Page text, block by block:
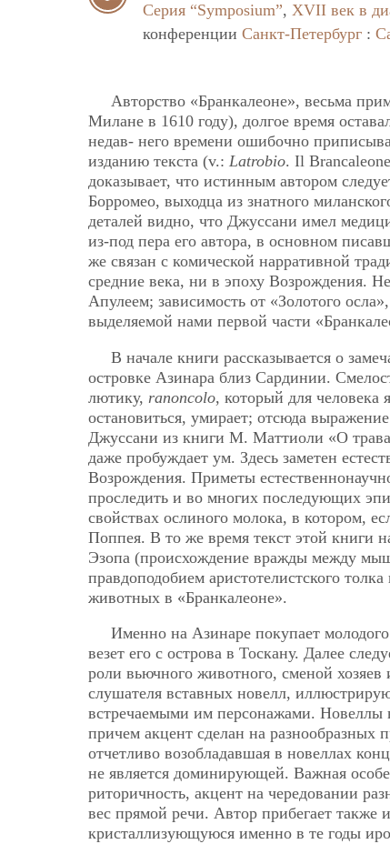
Серия “Symposium”, XVII век в
конференции Санкт-Петербург :
Авторство «Бранкалеоне», весьма
Милане в 1610 году), долгое время
недав- него времени ошибочно
изданию текста (v.: Latrobio. Il
доказывает, что истинным автором
Борромео, выходца из знатного
деталей видно, что Джуссани имел
из-под пера его автора, в основном
же связан с комической нарративной
средние века, ни в эпоху Возрождения.
Апулеем; зависимость от «Золотого
выделяемой нами первой части
В начале книги рассказывается о
островке Азинара близ Сардинии.
лютику, ranoncolo, который для человека
остановиться, умирает; отсюда
Джуссани из книги М. Маттиоли «О
даже пробуждает ум. Здесь заметен
Возрождения. Приметы
проследить и во многих последующих
свойствах ослиного молока, в котором,
Поппея. В то же время текст этой книги
Эзопа (происхождение вражды между
правдоподобием аристотелистского
животных в «Бранкалеоне».
Именно на Азинаре покупает
везет его с острова в Тоскану. Далее
роли вьючного животного, сменой
слушателя вставных новелл,
встречаемыми им персонажами. Новеллы
причем акцент сделан на разнообразных
отчетливо возобладавшая в новеллах
не является доминирующей. Важная
риторичность, акцент на чередовании
вес прямой речи. Автор прибегает также
кристаллизующуюся именно в те годы